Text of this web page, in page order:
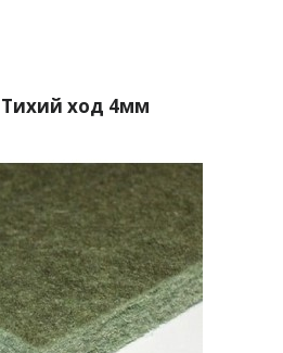
ход 4мм